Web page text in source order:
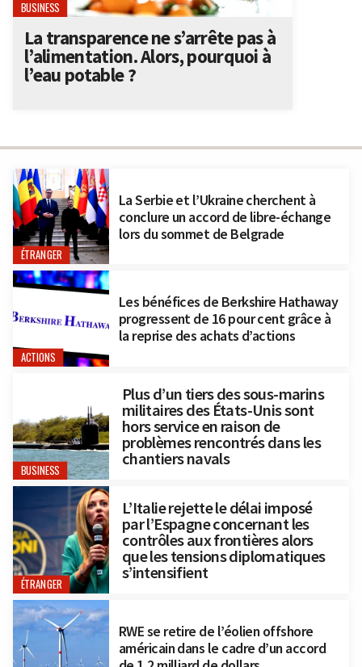
ÉTRANGER
La Serbie et l’Ukraine cherchent à
conclure un accord de libre-échange
lors du sommet de Belgrade
ACTIONS
Les bénéfices de Berkshire Hathaway
progressent de 16 pour cent grâce à
la reprise des achats d’actions
BUSINESS
Plus d’un tiers des sous-marins
militaires des États-Unis sont
hors service en raison de
problèmes rencontrés dans les
chantiers navals
ÉTRANGER
L’Italie rejette le délai imposé
par l’Espagne concernant les
contrôles aux frontières alors
que les tensions diplomatiques
s’intensifient
RWE se retire de l’éolien offshore
américain dans le cadre d’un accord
BUSINESS
La transparence ne s’arrête pas à
l’alimentation. Alors, pourquoi à
l’eau potable ?